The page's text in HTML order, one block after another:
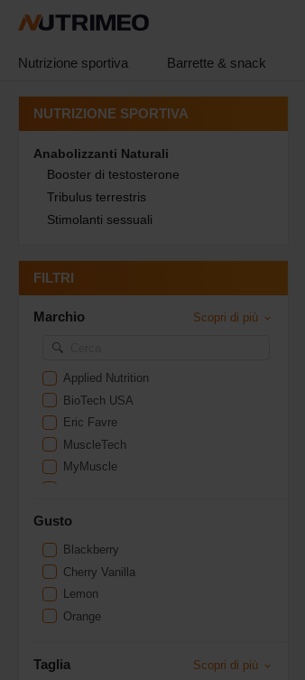
Nutrizione sportiva Barrette & snack
NUTRIZIONE SPORTIVA
Anabolizzanti Naturali
Booster di testosterone
Tribulus terrestris
Stimolanti sessuali
FILTRI
Marchio Scopri di più
Applied Nutrition
BioTech USA
Eric Favre
MuscleTech
MyMuscle
Pharmapure
Pronutrition
QNT
Scitec Nutrition
Stacker 2
Gusto
Blackberry
Cherry Vanilla
Lemon
Orange
Taglia Scopri di più